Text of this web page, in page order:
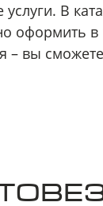
В
оформить в
– вы